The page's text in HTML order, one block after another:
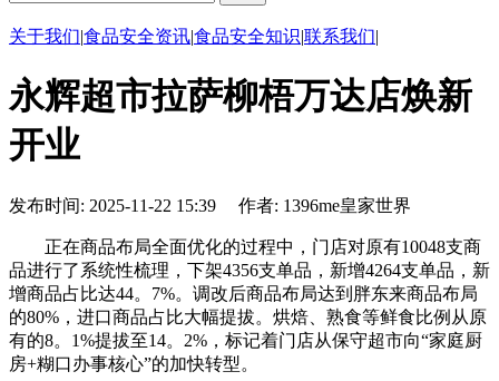
关于我们|食品安全资讯|食品安全知识|联系我们|
永辉超市拉萨柳梧万达店焕新
开业
发布时间: 2025-11-22 15:39 作者: 1396me皇家世界
正在商品布局全面优化的过程中，门店对原有10048支商
品进行了系统性梳理，下架4356支单品，新增4264支单品，新
增商品占比达44。7%。调改后商品布局达到胖东来商品布局
的80%，进口商品占比大幅提拔。烘焙、熟食等鲜食比例从原
有的8。1%提拔至14。2%，标记着门店从保守超市向“家庭厨
房+糊口办事核心”的加快转型。